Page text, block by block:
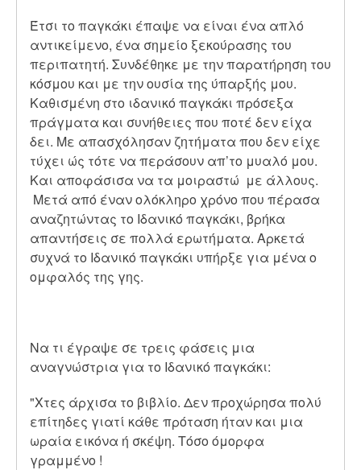
Έτσι το παγκάκι έπαψε να είναι ένα απλό
αντικείμενο, ένα σημείο ξεκούρασης του
περιπατητή. Συνδέθηκε με την παρατήρηση του
κόσμου και με την ουσία της ύπαρξής μου.
Καθισμένη στο ιδανικό παγκάκι πρόσεξα
πράγματα και συνήθειες που ποτέ δεν είχα
δει. Με απασχόλησαν ζητήματα που δεν είχε
τύχει ώς τότε να περάσουν απ’το μυαλό μου.
Και αποφάσισα να τα μοιραστώ με άλλους.
Μετά από έναν ολόκληρο χρόνο που πέρασα
αναζητώντας το Ιδανικό παγκάκι, βρήκα
απαντήσεις σε πολλά ερωτήματα. Αρκετά
συχνά το Ιδανικό παγκάκι υπήρξε για μένα ο
ομφαλός της γης.
Να τι έγραψε σε τρεις φάσεις μια
αναγνώστρια για το Ιδανικό παγκάκι:
"Χτες άρχισα το βιβλίο. Δεν προχώρησα πολύ
επίτηδες γιατί κάθε πρόταση ήταν και μια
ωραία εικόνα ή σκέψη. Τόσο όμορφα
γραμμένο !